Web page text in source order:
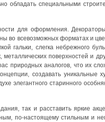
обладать специальными
для оформления.
во всевозможных форматах и
гальки, слегка небрежного
поверхностей и
природных аналогов, что их
создавать уникальные
элегантного старинного
так и расставить яркие
по-настоящему стильным и